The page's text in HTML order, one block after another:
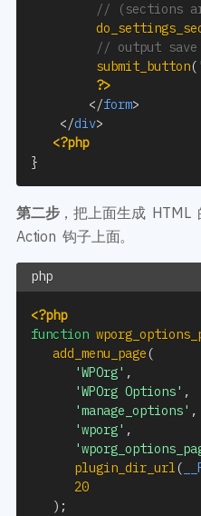
// (sections
// output
submit_button(
?>
</form>
</div>
<?php
}
第二步，把上面生成 HTML
Action 钩子上面。
<?php
function
add_menu_page(
'WPOrg' ,
'WPOrg Options' ,
'manage_options' ,
'wporg' ,
plugin_dir_url(
20
) ;